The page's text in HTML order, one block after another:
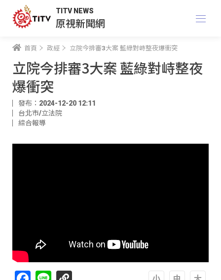
TITV NEWS
原視新聞網
首頁 政經 立院今排審3大案 藍綠對峙整夜爆衝突
立院今排審3大案 藍綠對峙整夜
爆衝突
發布：2024-12-20 12:11
台北市/立法院
綜合報導
Facebook
Line